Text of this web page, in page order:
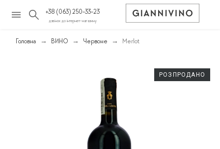
+38 (063) 250-33-23
дзвінок до інтернет-магазину
Головна ВИНО Червоне Merlot
РОЗПРОДАНО